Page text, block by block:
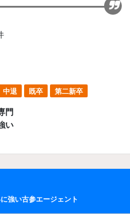
中退 既卒 第二新卒
門
い
強い古参エージェント